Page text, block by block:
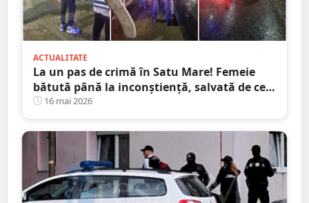
ACTUALITATE
La un pas de crimă în Satu Mare! Femeie
bătută până la inconștiență, salvată de cei
4 copilași
16 mai 2026